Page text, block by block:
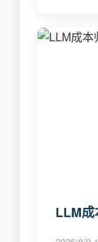
LLM成